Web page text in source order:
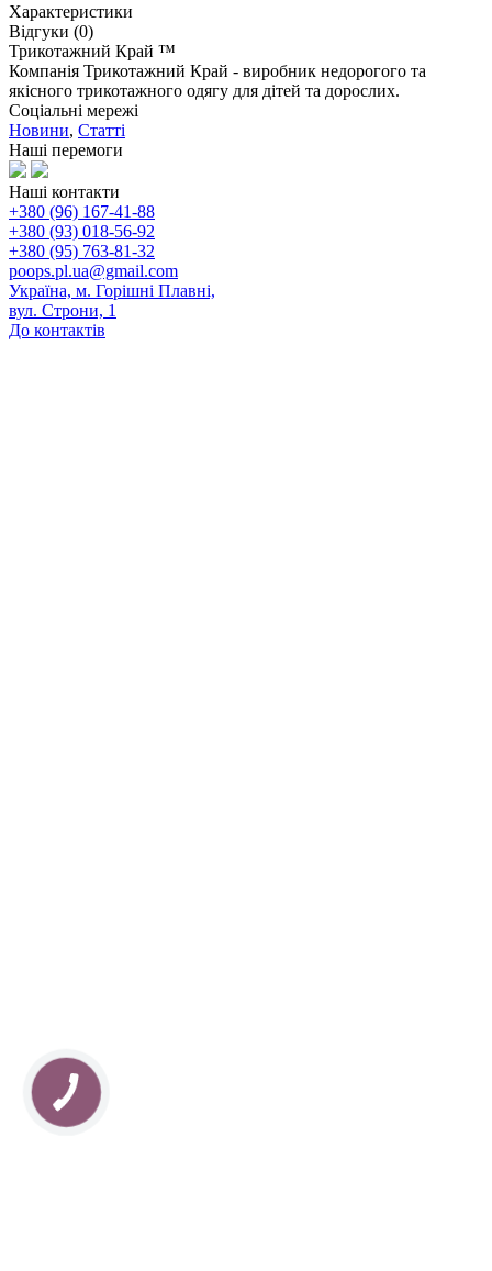
Характеристики
Відгуки (0)
Трикотажний Край ™
Компанія Трикотажний Край - виробник недорогого та
якісного трикотажного одягу для дітей та дорослих.
Соціальні мережі
Новини, Статті
Наші перемоги
Наші контакти
+380 (96) 167-41-88
+380 (93) 018-56-92
+380 (95) 763-81-32
poops.pl.ua@gmail.com
Україна, м. Горішні Плавні,
вул. Строни, 1
До контактів